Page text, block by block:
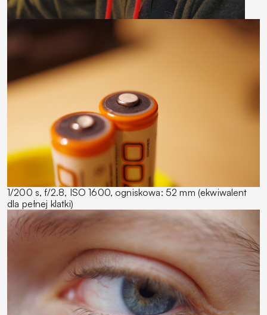
1/200 s, f/2.8, ISO 1600, ogniskowa: 52 mm (ekwiwalent
dla pełnej klatki)